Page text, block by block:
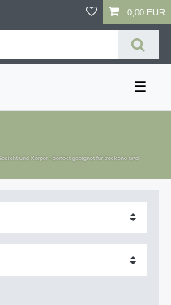
0,00 EUR
☰
und Körper - perfekt geeignet für trockene und